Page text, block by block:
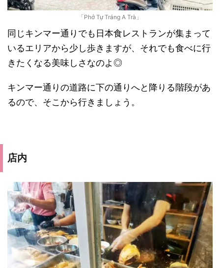
「Phở Tự Tráng A Trà」
同じキンマー通りでも日本食レストランが集まって
いるエリアから少し歩きますが、それでも食べに行
きたくなる美味しさなのよ◎
キンマー通りの道路に下の通りへと降りる階段があ
るので、そこから行きましょう。
店内